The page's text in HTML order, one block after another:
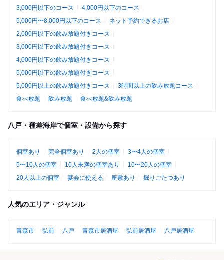
3,000円以下のコース
4,000円以下のコース
5,000円〜8,000円以下のコース
ネット予約できるお店
2,000円以下の飲み放題付きコース
3,000円以下の飲み放題付きコース
4,000円以下の飲み放題付きコース
5,000円以下の飲み放題付きコース
5,000円以上の飲み放題付きコース
3時間以上の飲み放題コース
食べ放題
飲み放題 食べ放題&飲み放題
八戸・種差海岸で個室・設備から探す
個室あり 完全個室あり 2人の個室
3〜4人の個室
5〜10人の個室
10人未満の個室あり
10〜20人の個室
20人以上の個室
宴会に使える 座敷あり 掘りごたつあり
人気のエリア・ジャンル
青森市 弘前 八戸 青森市居酒屋 弘前居酒屋 八戸居酒屋